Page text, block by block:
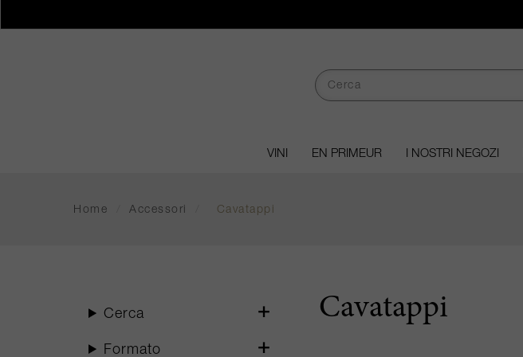
VINI EN PRIMEUR I NOSTRI NEGOZI
Home Accessori Cavatappi
Cavatappi
Cerca
Formato